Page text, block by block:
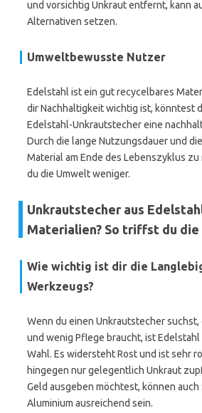
und vorsichtig Unkraut entfernt, kann
Alternativen setzen.
Umweltbewusste Nutzer
Edelstahl ist ein gut recycelbares
dir Nachhaltigkeit wichtig ist, könntest
Edelstahl-Unkrautstecher eine
Durch die lange Nutzungsdauer und
Material am Ende des Lebenszyklus
du die Umwelt weniger.
Unkrautstecher aus
Materialien? So triffst du
Wie wichtig ist dir die
Werkzeugs?
Wenn du einen Unkrautstecher
und wenig Pflege braucht, ist
Wahl. Es widersteht Rost und ist sehr
hingegen nur gelegentlich Unkraut
Geld ausgeben möchtest, können auch
Aluminium ausreichend sein.